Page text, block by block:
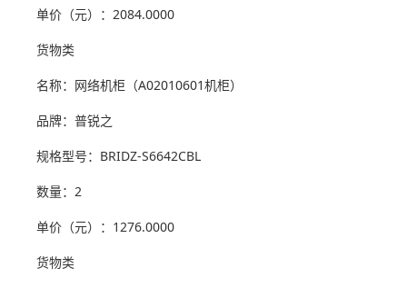
单价（元）：2084.0000
货物类
名称：网络机柜（A02010601机柜）
品牌：普锐之
规格型号：BRIDZ-S6642CBL
数量：2
单价（元）：1276.0000
货物类